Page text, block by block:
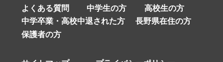
よくある質問 中学生の方
高校生の方
中学卒業・高校中退された方
長野県在住の方
保護者の方